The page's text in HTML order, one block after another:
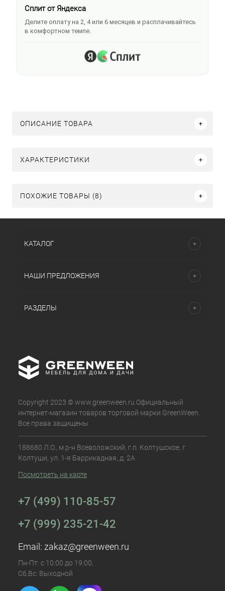
Сплит от Яндекса
Делите оплату на 2, 4 или 6 месяцев и расплачивайтесь
в комфортном темпе.
ОПИСАНИЕ ТОВАРА
ХАРАКТЕРИСТИКИ
ПОХОЖИЕ ТОВАРЫ (8)
КАТАЛОГ
НАШИ ПРЕДЛОЖЕНИЯ
РАЗДЕЛЫ
Copyright 2023 © www.greenween.ru Официальный
интернет-магазин товаров торговой марки GreenWeen.
Все права защищены.
188680 Л.О., м.р-н Всеволожский, г.п. Колтушское, г.
Колтуши, ул. 1-я Баррикадная, д. 2А
Посмотреть на карте
+7 (499) 110-85-57
+7 (999) 235-21-42
Email: zakaz@greenween.ru
Пн-Пт: с 10:00 до 19:00,
Сб,Вс: Выходной